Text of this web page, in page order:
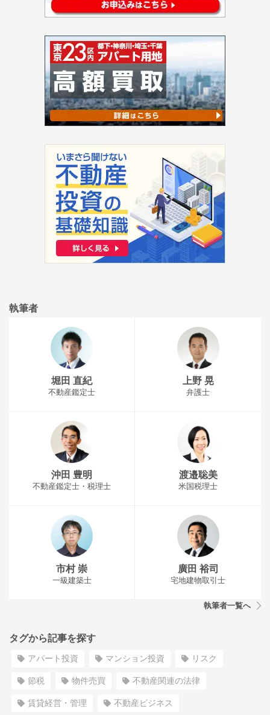
執筆者
堀田 直紀
不動産鑑定士
上野 晃
弁護士
沖田 豊明
不動産鑑定士・税理士
渡邉聡美
米国税理士
市村 崇
一級建築士
廣田 裕司
宅地建物取引士
執筆者一覧へ
タグから記事を探す
アパート投資 マンション投資 リスク
節税 物件売買 不動産関連の法律
賃貸経営・管理 不動産ビジネス